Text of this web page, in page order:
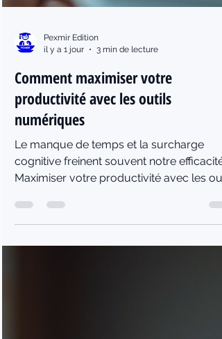
Pexmir Edition
il y a 1 jour
3 min de lecture
Comment maximiser votre
productivité avec les outils
numériques
Le manque de temps et la surcharge
numériques est devenu indispensable